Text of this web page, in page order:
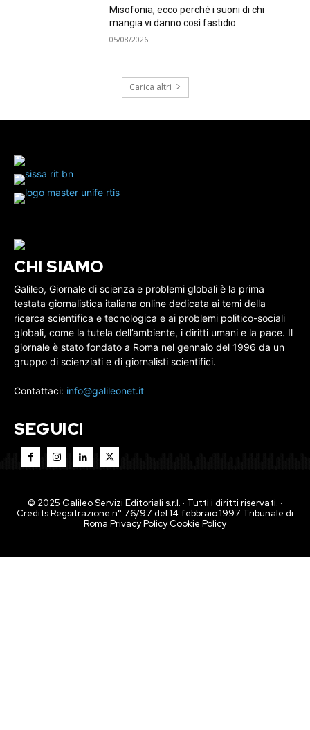
Misofonia, ecco perché i suoni di chi
mangia vi danno così fastidio
05/08/2026
Carica altri
CHI SIAMO
Galileo, Giornale di scienza e problemi globali è la prima
testata giornalistica italiana online dedicata ai temi della
ricerca scientifica e tecnologica e ai problemi politico-sociali
globali, come la tutela dell’ambiente, i diritti umani e la pace. Il
giornale è stato fondato a Roma nel gennaio del 1996 da un
gruppo di scienziati e di giornalisti scientifici.
Contattaci: info@galileonet.it
SEGUICI
© 2025 Galileo Servizi Editoriali s.r.l. · Tutti i diritti riservati. ·
Credits Regsitrazione n° 76/97 del 14 febbraio 1997 Tribunale di
Roma Privacy PolicyCookie Policy